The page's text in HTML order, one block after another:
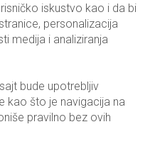
iskustvo kao i da bi
personalizacija
medija i analiziranja
bude upotrebljiv
kao što je navigacija na
pravilno bez ovih